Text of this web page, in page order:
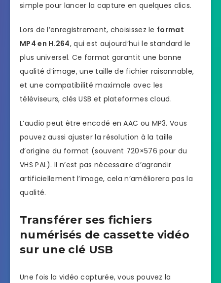
simple pour lancer la capture en quelques clics.
Lors de l’enregistrement, choisissez le format
MP4 en H.264, qui est aujourd’hui le standard le
plus universel. Ce format garantit une bonne
qualité d’image, une taille de fichier raisonnable,
et une compatibilité maximale avec les
téléviseurs, clés USB et plateformes cloud.
L’audio peut être encodé en AAC ou MP3. Vous
pouvez aussi ajuster la résolution à la taille
d’origine du format (souvent 720×576 pour du
VHS PAL). Il n’est pas nécessaire d’agrandir
artificiellement l’image, cela n’améliorera pas la
qualité.
Transférer ses fichiers
numérisés de cassette vidéo
sur une clé USB
Une fois la vidéo capturée, vous pouvez la